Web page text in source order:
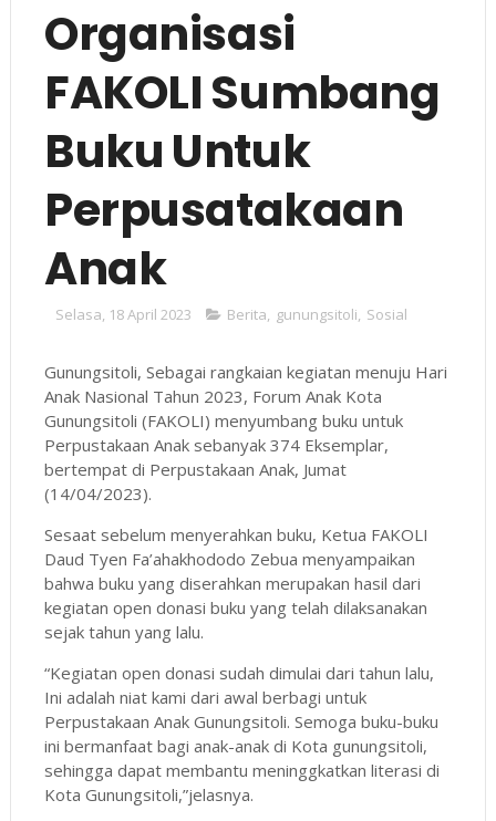
Organisasi
FAKOLI Sumbang
Buku Untuk
Perpusatakaan
Anak
Selasa, 18 April 2023 Berita, gunungsitoli, Sosial
Gunungsitoli, Sebagai rangkaian kegiatan menuju Hari
Anak Nasional Tahun 2023, Forum Anak Kota
Gunungsitoli (FAKOLI) menyumbang buku untuk
Perpustakaan Anak sebanyak 374 Eksemplar,
bertempat di Perpustakaan Anak, Jumat
(14/04/2023).
Sesaat sebelum menyerahkan buku, Ketua FAKOLI
Daud Tyen Fa’ahakhododo Zebua menyampaikan
bahwa buku yang diserahkan merupakan hasil dari
kegiatan open donasi buku yang telah dilaksanakan
sejak tahun yang lalu.
“Kegiatan open donasi sudah dimulai dari tahun lalu,
Ini adalah niat kami dari awal berbagi untuk
Perpustakaan Anak Gunungsitoli. Semoga buku-buku
ini bermanfaat bagi anak-anak di Kota gunungsitoli,
sehingga dapat membantu meninggkatkan literasi di
Kota Gunungsitoli,”jelasnya.